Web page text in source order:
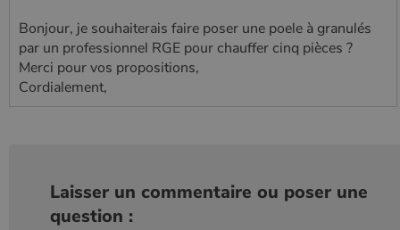
Bonjour, je souhaiterais faire poser une poele à granulés
par un professionnel RGE pour chauffer cinq pièces ?
Merci pour vos propositions,
Cordialement,
Laisser un commentaire ou poser une
question :